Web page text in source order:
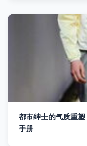
都市绅士的气质重
手册